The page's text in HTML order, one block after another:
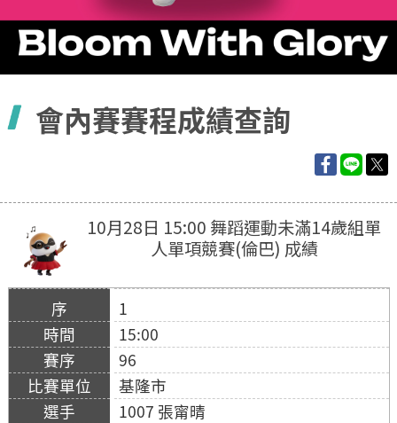
會內賽賽程成績查詢
10月28日 15:00 舞蹈運動未滿14歲組單
人單項競賽(倫巴) 成績
1
15:00
96
基隆市
1007 張甯晴